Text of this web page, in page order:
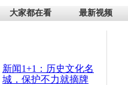
大家都在看 最新视频
新闻1+1：历史文化名
城，保护不力就摘牌